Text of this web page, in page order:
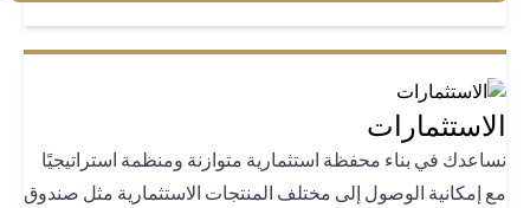
في بناء محفظة استثمارية متوازنة ومنظمة استراتيجيًا
إمكانية الوصول إلى مختلف المنتجات الاستثمارية مثل صندوق